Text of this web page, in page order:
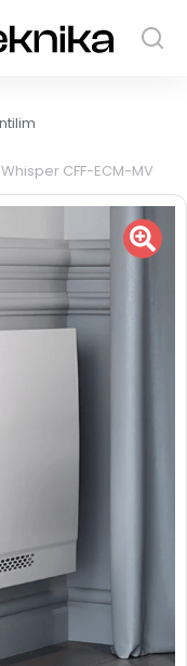
CFF-ECM-MV-